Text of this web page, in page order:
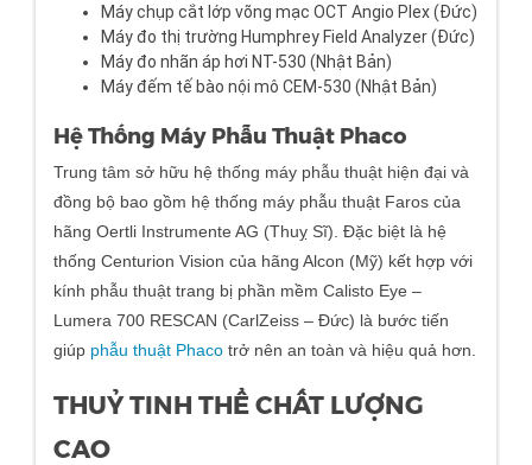
Máy chụp cắt lớp võng mạc OCT Angio Plex (Đức)
Máy đo thị trường Humphrey Field Analyzer (Đức)
Máy đo nhãn áp hơi NT-530 (Nhật Bản)
Máy đếm tế bào nội mô CEM-530 (Nhật Bản)
Hệ Thống Máy Phẫu Thuật Phaco
Trung tâm sở hữu hệ thống máy phẫu thuật hiện đại và
đồng bộ bao gồm hệ thống máy phẫu thuật Faros của
hãng Oertli Instrumente AG (Thuỵ Sĩ). Đặc biệt là hệ
thống Centurion Vision của hãng Alcon (Mỹ) kết hợp với
kính phẫu thuật trang bị phần mềm Calisto Eye –
Lumera 700 RESCAN (CarlZeiss – Đức) là bước tiến
giúp phẫu thuật Phaco trở nên an toàn và hiệu quả hơn.
THUỶ TINH THỂ CHẤT LƯỢNG
CAO